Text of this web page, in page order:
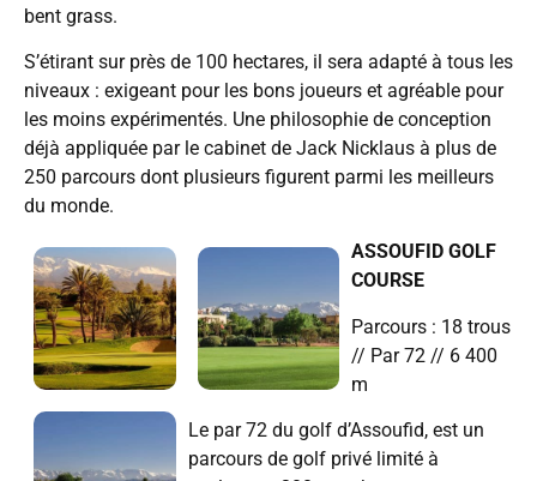
bent grass.
S’étirant sur près de 100 hectares, il sera adapté à tous les
niveaux : exigeant pour les bons joueurs et agréable pour
les moins expérimentés. Une philosophie de conception
déjà appliquée par le cabinet de Jack Nicklaus à plus de
250 parcours dont plusieurs figurent parmi les meilleurs
du monde.
ASSOUFID GOLF
COURSE
Parcours : 18 trous
// Par 72 // 6 400
m
Le par 72 du golf d’Assoufid, est un
parcours de golf privé limité à